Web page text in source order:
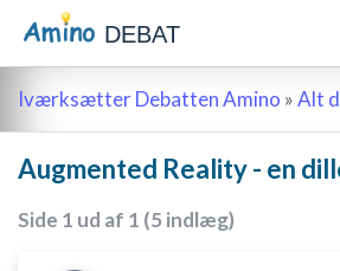
DEBAT
Iværksætter Debatten Amino »Alt
Augmented Reality - en
Side 1 ud af 1 (5 indlæg)